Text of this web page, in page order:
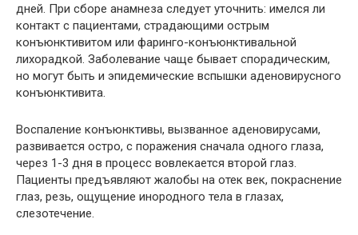
дней. При сборе анамнеза следует уточнить: имелся ли
контакт с пациентами, страдающими острым
конъюнктивитом или фаринго-конъюнктивальной
лихорадкой. Заболевание чаще бывает спорадическим,
но могут быть и эпидемические вспышки аденовирусного
конъюнктивита.
Воспаление конъюнктивы, вызванное аденовирусами,
развивается остро, с поражения сначала одного глаза,
через 1-3 дня в процесс вовлекается второй глаз.
Пациенты предъявляют жалобы на отек век, покраснение
глаз, резь, ощущение инородного тела в глазах,
слезотечение.